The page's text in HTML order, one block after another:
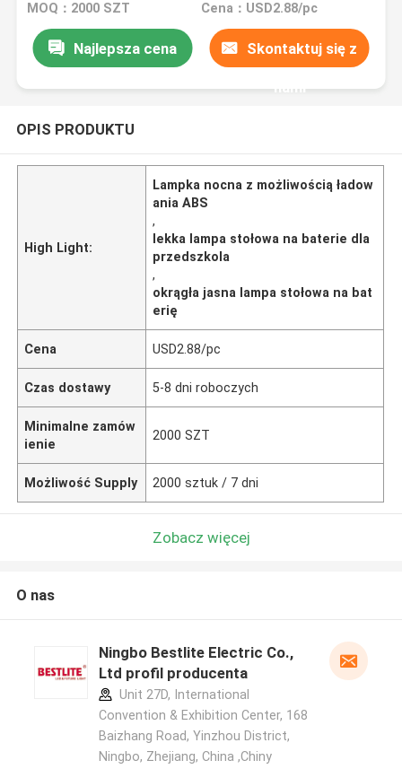
MOQ：2000 SZT Cena：USD2.88/pc
Najlepsza cena Skontaktuj się z
nami
OPIS PRODUKTU
High Light:
Lampka nocna z możliwością ładow
ania ABS
,
lekka lampa stołowa na baterie dla
przedszkola
,
okrągła jasna lampa stołowa na bat
erię
Cena USD2.88/pc
Czas dostawy 5-8 dni roboczych
Minimalne zamów
ienie
2000 SZT
Możliwość Supply 2000 sztuk / 7 dni
Zobacz więcej
O nas
Ningbo Bestlite Electric Co.,
Ltd profil producenta
Unit 27D, International
Convention & Exhibition Center, 168
Baizhang Road, Yinzhou District,
Ningbo, Zhejiang, China ,Chiny